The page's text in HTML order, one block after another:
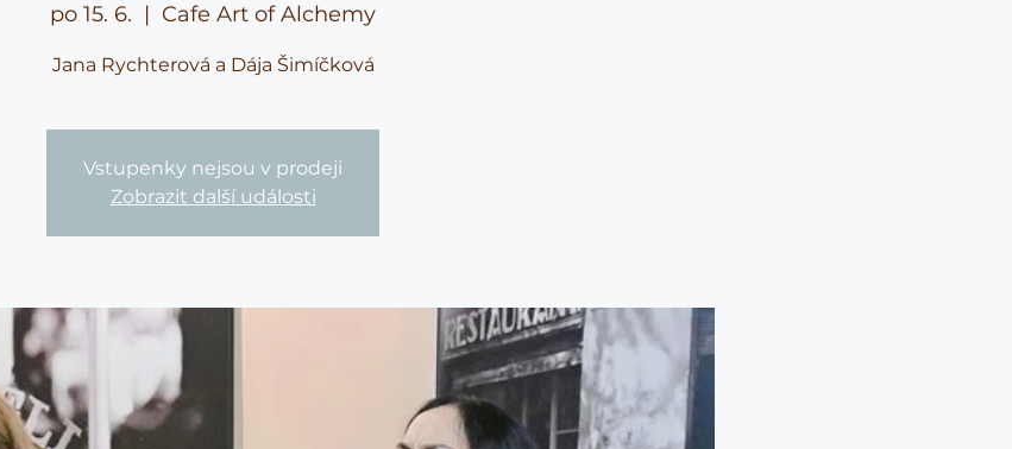
po 15. 6.
  |
Cafe Art of Alchemy
Jana Rychterová a Dája Šimíčková
Vstupenky nejsou v prodeji
Zobrazit další události